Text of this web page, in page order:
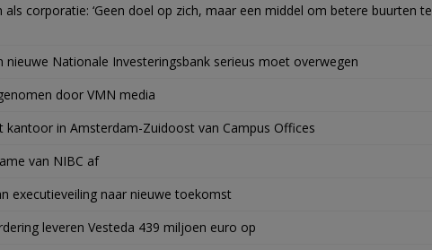
corporatie: ‘Geen doel op zich, maar een middel om betere buurten te
nieuwe Nationale Investeringsbank serieus moet overwegen
door VMN media
kantoor in Amsterdam-Zuidoost van Campus Offices
van NIBC af
executieveiling naar nieuwe toekomst
leveren Vesteda 439 miljoen euro op